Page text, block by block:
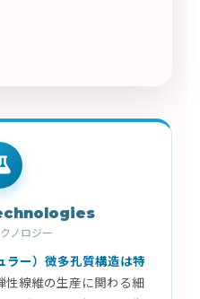
ノロジー
ラー）微多孔質構造は特
性線維の生産に関わる細